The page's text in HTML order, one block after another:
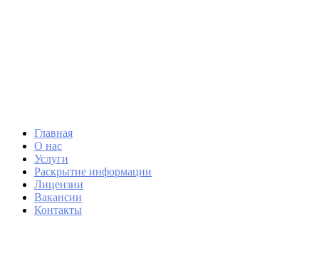
Главная
О нас
Услуги
Раскрытие информации
Лицензии
Вакансии
Контакты